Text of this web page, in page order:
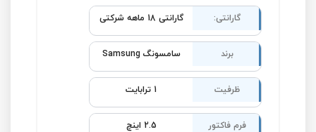
گارانتی: گارانتی 18 ماهه شرکتی
برند سامسونگ Samsung
ظرفیت 1 ترابایت
فرم فاکتور 2.5 اینچ